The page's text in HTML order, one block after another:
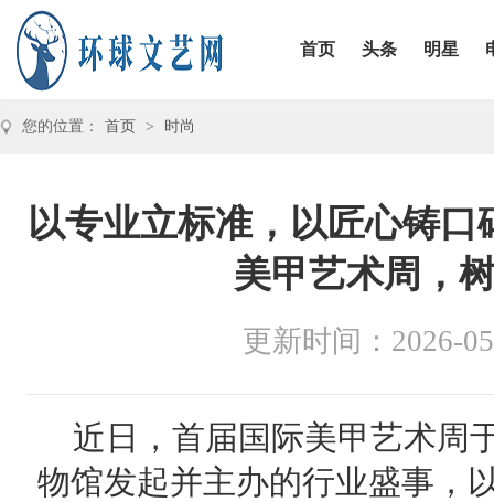
首页 头条 明星
您的位置： 首页 > 时尚
以专业立标准，以匠心铸
美甲艺术周，
更新时间：2026-
近日，首届国际美甲艺术周
物馆发起并主办的行业盛事，